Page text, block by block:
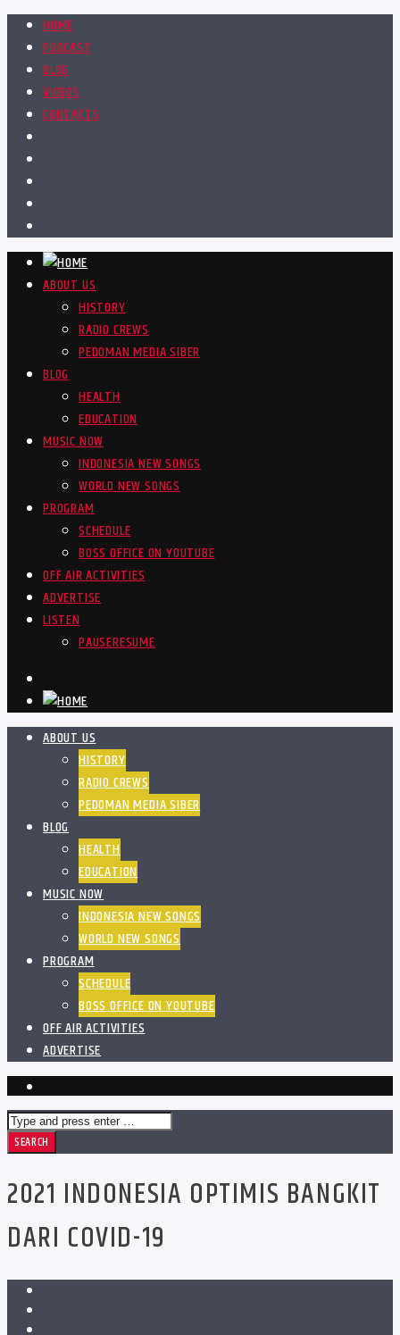
HOME
PODCAST
BLOG
VIDEOS
CONTACTS
ABOUT US
HISTORY
RADIO CREWS
PEDOMAN MEDIA SIBER
BLOG
HEALTH
EDUCATION
MUSIC NOW
INDONESIA NEW SONGS
WORLD NEW SONGS
PROGRAM
SCHEDULE
BOSS OFFICE ON YOUTUBE
OFF AIR ACTIVITIES
ADVERTISE
LISTEN
PAUSERESUME
ABOUT US
HISTORY
RADIO CREWS
PEDOMAN MEDIA SIBER
BLOG
HEALTH
EDUCATION
MUSIC NOW
INDONESIA NEW SONGS
WORLD NEW SONGS
PROGRAM
SCHEDULE
BOSS OFFICE ON YOUTUBE
OFF AIR ACTIVITIES
ADVERTISE
2021 INDONESIA OPTIMIS BANGKIT
DARI COVID-19